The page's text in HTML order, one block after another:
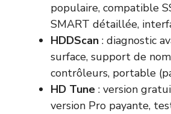
populaire, compatible
SMART détaillée,
HDDScan : diagnostic
surface, support de
contrôleurs, portable
HD Tune : version
version Pro payante,